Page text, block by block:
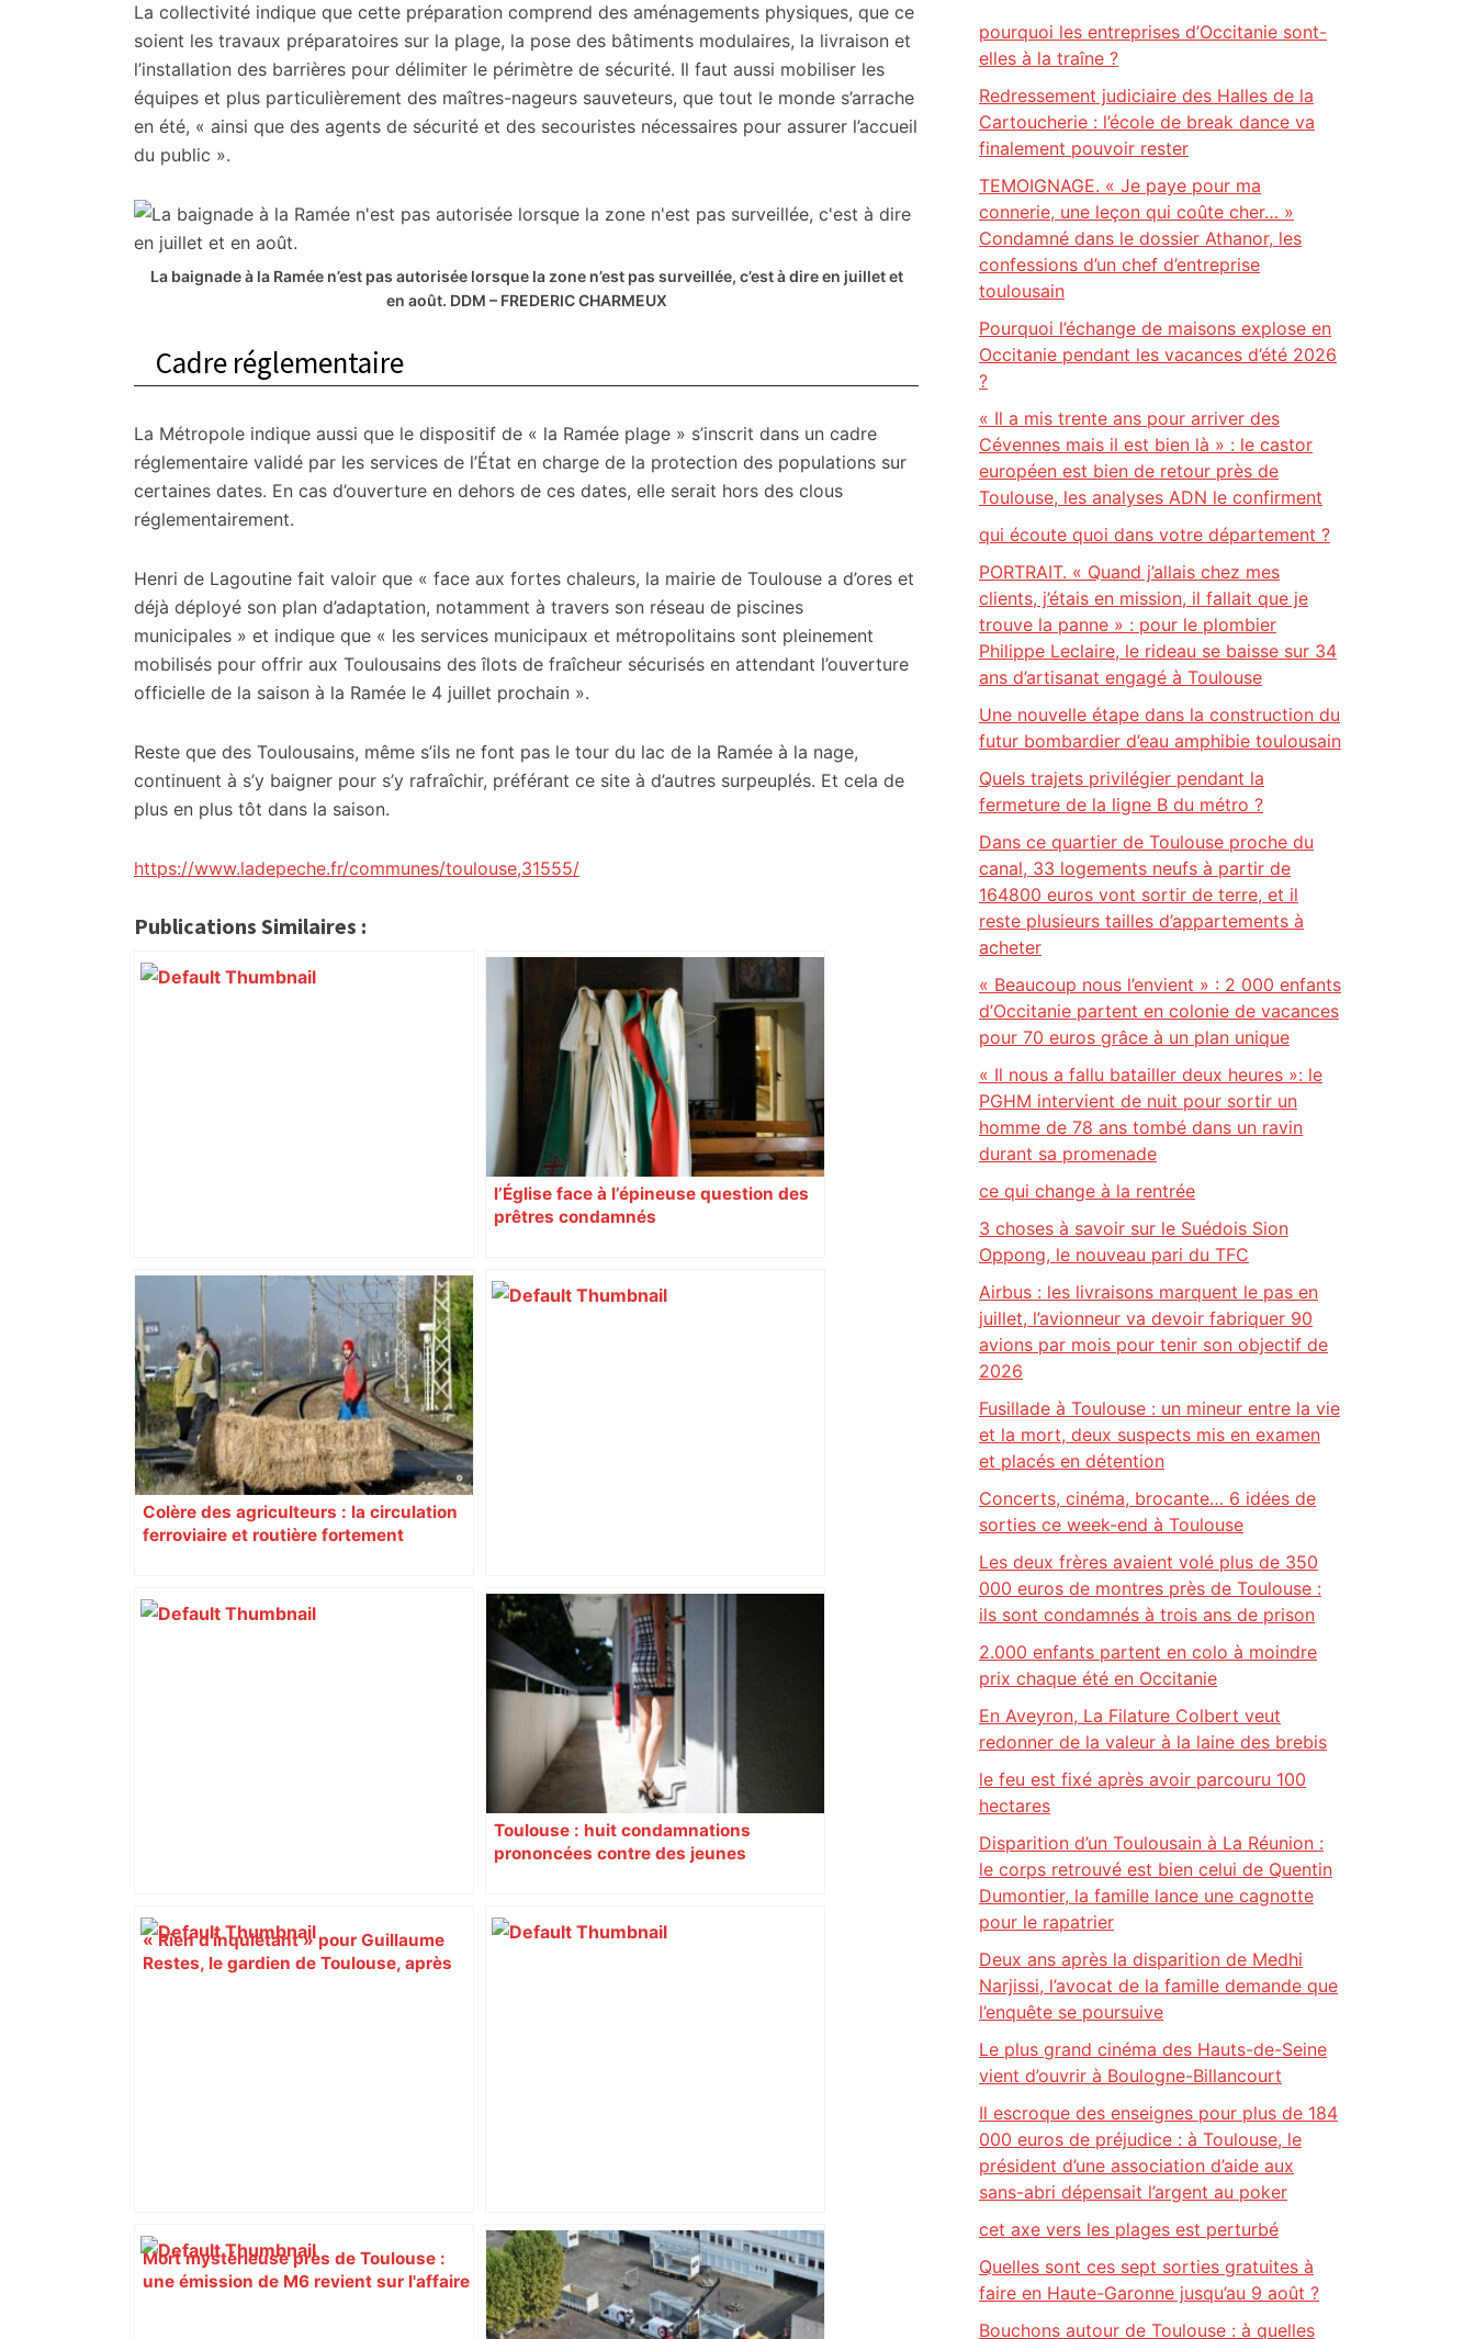
La collectivité indique que cette préparation comprend des aménagements physiques, que ce
soient les travaux préparatoires sur la plage, la pose des bâtiments modulaires, la livraison et
l’installation des barrières pour délimiter le périmètre de sécurité. Il faut aussi mobiliser les
équipes et plus particulièrement des maîtres-nageurs sauveteurs, que tout le monde s’arrache
en été, « ainsi que des agents de sécurité et des secouristes nécessaires pour assurer l’accueil
du public ».
La baignade à la Ramée n’est pas autorisée lorsque la zone n’est pas surveillée, c’est à dire en juillet et
en août. DDM – FREDERIC CHARMEUX
Cadre réglementaire
La Métropole indique aussi que le dispositif de « la Ramée plage » s’inscrit dans un cadre
réglementaire validé par les services de l’État en charge de la protection des populations sur
certaines dates. En cas d’ouverture en dehors de ces dates, elle serait hors des clous
réglementairement.
Henri de Lagoutine fait valoir que « face aux fortes chaleurs, la mairie de Toulouse a d’ores et
déjà déployé son plan d’adaptation, notamment à travers son réseau de piscines
municipales » et indique que « les services municipaux et métropolitains sont pleinement
mobilisés pour offrir aux Toulousains des îlots de fraîcheur sécurisés en attendant l’ouverture
officielle de la saison à la Ramée le 4 juillet prochain ».
Reste que des Toulousains, même s’ils ne font pas le tour du lac de la Ramée à la nage,
continuent à s’y baigner pour s’y rafraîchir, préférant ce site à d’autres surpeuplés. Et cela de
plus en plus tôt dans la saison.
https://www.ladepeche.fr/communes/toulouse,31555/
Publications Similaires :
Le renouveau du musée des Augustins
de Toulouse – Le Figaro
l’Église face à l’épineuse question des
prêtres condamnés
Colère des agriculteurs : la circulation
ferroviaire et routière fortement
Près de Toulouse : dans cette zone
économique, un axe majeur va être
fermé en fin de soirée, voici les
déviations – Actu.fr
« Rien d'inquiétant » pour Guillaume
Restes, le gardien de Toulouse, après
Toulouse : huit condamnations
prononcées contre des jeunes
Mort mystérieuse près de Toulouse :
une émission de M6 revient sur l'affaire
"C'est la reprise des bouchons et c'est
horrible", plus de 17 km de
ralentissements autour de Toulouse ce
jeudi matin, on vous donne les
pourquoi les entreprises d’Occitanie sont-
elles à la traîne ?
Redressement judiciaire des Halles de la
Cartoucherie : l’école de break dance va
finalement pouvoir rester
TEMOIGNAGE. « Je paye pour ma
connerie, une leçon qui coûte cher… »
Condamné dans le dossier Athanor, les
confessions d’un chef d’entreprise
toulousain
Pourquoi l’échange de maisons explose en
Occitanie pendant les vacances d’été 2026
?
« Il a mis trente ans pour arriver des
Cévennes mais il est bien là » : le castor
européen est bien de retour près de
Toulouse, les analyses ADN le confirment
qui écoute quoi dans votre département ?
PORTRAIT. « Quand j’allais chez mes
clients, j’étais en mission, il fallait que je
trouve la panne » : pour le plombier
Philippe Leclaire, le rideau se baisse sur 34
ans d’artisanat engagé à Toulouse
Une nouvelle étape dans la construction du
futur bombardier d’eau amphibie toulousain
Quels trajets privilégier pendant la
fermeture de la ligne B du métro ?
Dans ce quartier de Toulouse proche du
canal, 33 logements neufs à partir de
164800 euros vont sortir de terre, et il
reste plusieurs tailles d’appartements à
acheter
« Beaucoup nous l’envient » : 2 000 enfants
d’Occitanie partent en colonie de vacances
pour 70 euros grâce à un plan unique
« Il nous a fallu batailler deux heures »: le
PGHM intervient de nuit pour sortir un
homme de 78 ans tombé dans un ravin
durant sa promenade
ce qui change à la rentrée
3 choses à savoir sur le Suédois Sion
Oppong, le nouveau pari du TFC
Airbus : les livraisons marquent le pas en
juillet, l’avionneur va devoir fabriquer 90
avions par mois pour tenir son objectif de
2026
Fusillade à Toulouse : un mineur entre la vie
et la mort, deux suspects mis en examen
et placés en détention
Concerts, cinéma, brocante… 6 idées de
sorties ce week-end à Toulouse
Les deux frères avaient volé plus de 350
000 euros de montres près de Toulouse :
ils sont condamnés à trois ans de prison
2.000 enfants partent en colo à moindre
prix chaque été en Occitanie
En Aveyron, La Filature Colbert veut
redonner de la valeur à la laine des brebis
le feu est fixé après avoir parcouru 100
hectares
Disparition d’un Toulousain à La Réunion :
le corps retrouvé est bien celui de Quentin
Dumontier, la famille lance une cagnotte
pour le rapatrier
Deux ans après la disparition de Medhi
Narjissi, l’avocat de la famille demande que
l’enquête se poursuive
Le plus grand cinéma des Hauts-de-Seine
vient d’ouvrir à Boulogne-Billancourt
Il escroque des enseignes pour plus de 184
000 euros de préjudice : à Toulouse, le
président d’une association d’aide aux
sans-abri dépensait l’argent au poker
cet axe vers les plages est perturbé
Quelles sont ces sept sorties gratuites à
faire en Haute-Garonne jusqu’au 9 août ?
Bouchons autour de Toulouse : à quelles